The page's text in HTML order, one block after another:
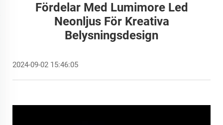
Fördelar Med Lumimore Led
Neonljus För Kreativa
Belysningsdesign
2024-09-02 15:46:05